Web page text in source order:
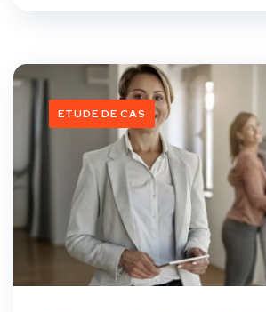
ETUDE DE CAS